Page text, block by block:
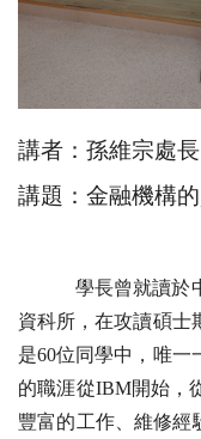
講者：孫維宗處長
講題：金融機構
學長曾就讀於
資科所，在攻讀碩士
是60位同學中，唯一
的職涯從IBM開始，
豐富的工作、維修經